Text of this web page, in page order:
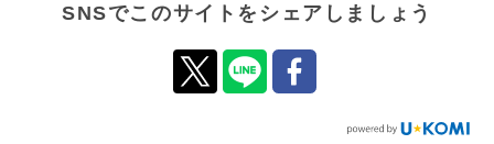
SNSでこのサイトをシェアしましょう